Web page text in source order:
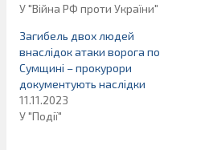
У "Війна РФ проти України"
Загибель двох людей
внаслідок атаки ворога по
Сумщині – прокурори
документують наслідки
11.11.2023
У "Події"